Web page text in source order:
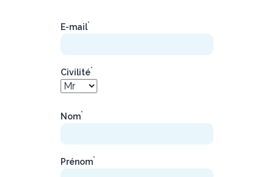
E-mail*
Civilité*
Nom*
Prénom*